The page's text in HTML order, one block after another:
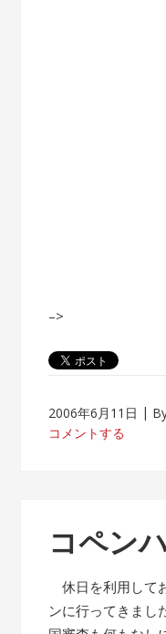
–>
2006年6月11日
コメントする
コペン
休日を利用して
ンに行ってきまし